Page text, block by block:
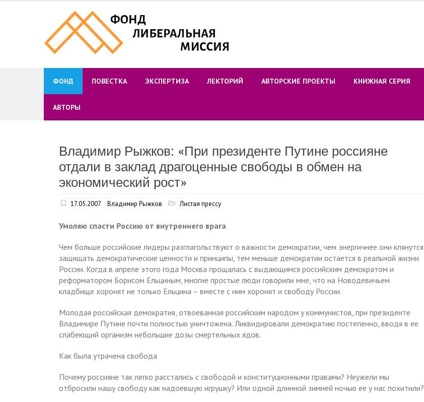
ФОНД ПОВЕСТКА ЭКСПЕРТИЗА ЛЕКТОРИЙ АВТОРСКИЕ ПРОЕКТЫ КНИЖНАЯ СЕРИЯ
АВТОРЫ
Владимир Рыжков: «При президенте Путине россияне
отдали в заклад драгоценные свободы в обмен на
экономический рост»
17.05.2007 Владимир Рыжков Листая прессу
Умоляю спасти Россию от внутреннего врага
Чем больше российские лидеры разглагольствуют о важности демократии, чем энергичнее они клянутся
защищать демократические ценности и принципы, тем меньше демократии остается в реальной жизни
России. Когда в апреле этого года Москва прощалась с выдающимся российским демократом и
реформатором Борисом Ельциным, многие простые люди говорили мне, что на Новодевичьем
кладбище хоронят не только Ельцина – вместе с ним хоронят и свободу России.
Молодая российская демократия, отвоеванная российским народом у коммунистов, при президенте
Владимире Путине почти полностью уничтожена. Ликвидировали демократию постепенно, вводя в ее
слабеющий организм небольшие дозы смертельных ядов.
Как была утрачена свобода
Почему россияне так легко расстались с свободой и конституционными правами? Неужели мы
отбросили нашу свободу как надоевшую игрушку? Или одной длинной зимней ночью ее у нас похитили?